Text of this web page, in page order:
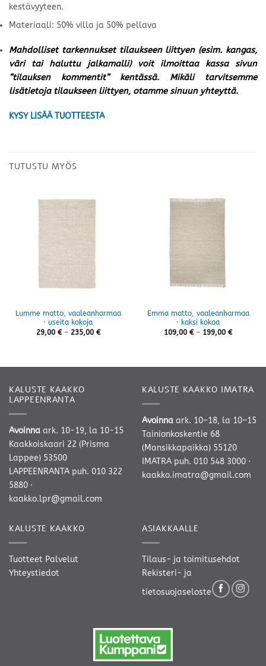
kestävyyteen.
Materiaali: 50% villa ja 50% pellava
Mahdolliset tarkennukset tilaukseen liittyen (esim. kangas,
väri tai haluttu jalkamalli) voit ilmoittaa kassa sivun
”tilauksen kommentit” kentässä. Mikäli tarvitsemme
lisätietoja tilaukseen liittyen, otamme sinuun yhteyttä.
KYSY LISÄÄ TUOTTEESTA
TUTUSTU MYÖS
Lumme matto, vaaleanharmaa
· useita kokoja
29,00 € – 235,00 €Hintaluokka:
Emma matto, vaaleanharmaa
· kaksi kokoa
109,00 € – 199,00 €
KALUSTE KAAKKO
LAPPEENRANTA
Avoinna ark. 10-19, la 10-15
Kaakkoiskaari 22 (Prisma
Lappee) 53500
LAPPEENRANTA puh. 010 322
5880 ·
kaakko.lpr@gmail.com
KALUSTE KAAKKO IMATRA
Avoinna ark. 10–18, la 10–15
Tainionkoskentie 68
(Mansikkapaikka) 55120
IMATRA puh. 010 548 3000 ·
kaakko.imatra@gmail.com
KALUSTE KAAKKO
Tuotteet Palvelut
Yhteystiedot
ASIAKKAALLE
Tilaus- ja toimitusehdot
Rekisteri- ja
tietosuojaseloste